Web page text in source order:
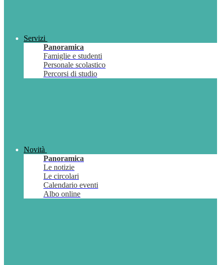
Servizi
Panoramica
Famiglie e studenti
Personale scolastico
Percorsi di studio
Novità
Panoramica
Le notizie
Le circolari
Calendario eventi
Albo online